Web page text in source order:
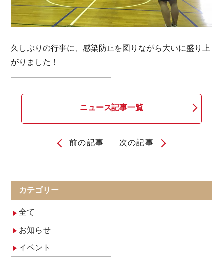
久しぶりの行事に、感染防止を図りながら大いに盛り上
がりました！
ニュース記事一覧
ナ
ビ
ゲ
ー
前の記事 次の記事
カテゴリー
全て
お知らせ
イベント